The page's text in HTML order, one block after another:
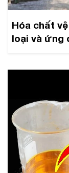
Hóa chất
loại và ứng